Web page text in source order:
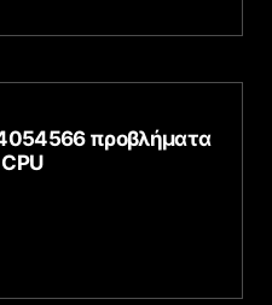
προβλήματα